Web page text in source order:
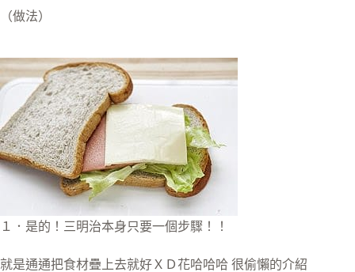
（做法）
１．是的！三明治本身只要一個步驟！！
就是通通把食材疊上去就好ＸＤ花哈哈哈 很偷懶的介紹